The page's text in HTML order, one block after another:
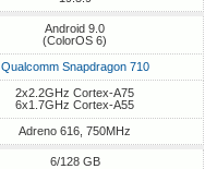
Android 9.0
(ColorOS 6)
Qualcomm Snapdragon 710
2x2.2GHz Cortex-A75
6x1.7GHz Cortex-A55
Adreno 616, 750MHz
6/128 GB